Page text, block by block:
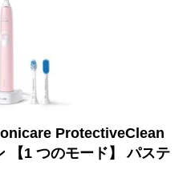
ProtectiveClean
【1 つのモード】 パステ